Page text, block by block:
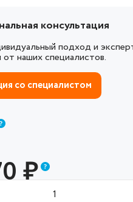
консультация
подход и
наших специалистов.
со специалистом
₽
1